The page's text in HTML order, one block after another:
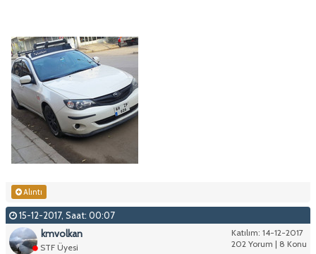
Alıntı
15-12-2017, Saat: 00:07
Katılım: 14-12-2017
202 Yorum | 8 Konu
kmvolkan
STF Üyesi